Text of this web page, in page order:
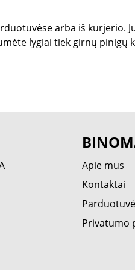
arba iš kurjerio.
lygiai tiek girnų pinigų
Apie mus
Kontaktai
Privatumo